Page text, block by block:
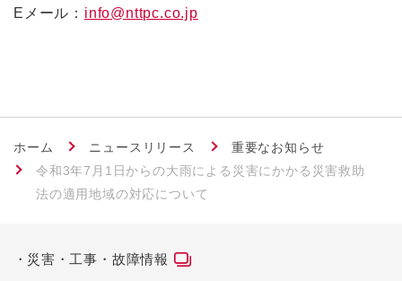
Eメール： info@nttpc.co.jp
ホーム ニュースリリース
重要なお知らせ
令和3年7月1日からの大雨による災害にかかる災害救助
法の適用地域の対応について
災害・工事・故障情報